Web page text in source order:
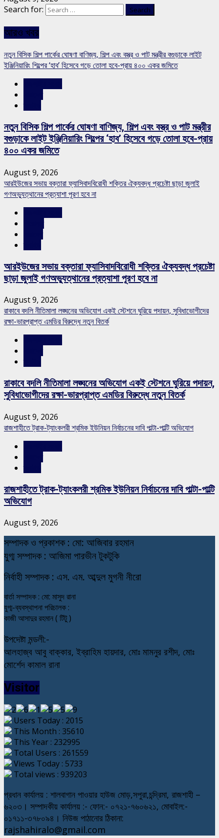
Search for:
আরও খবর
নতুন বিসিক শিল্প পার্কের ঘোষণা বাণিজ্য, শিল্প এবং বস্ত্র ও পাট মন্ত্রীর বগুড়াকে লাইট
ইঞ্জিনিয়ারিং শিল্পের ‘হাব’ হিসেবে গড়ে তোলা হবে-প্রায় ৪০০ একর জমিতে
নতুন বিসিক শিল্প পার্কের ঘোষণা বাণিজ্য, শিল্প এবং বস্ত্র ও পাট মন্ত্রীর
বগুড়াকে লাইট ইঞ্জিনিয়ারিং শিল্পের ‘হাব’ হিসেবে গড়ে তোলা হবে-প্রায়
৪০০ একর জমিতে
August 9, 2026
আরইউজের সভায় বক্তারা ফ্যাসিবাদবিরোধী শক্তির ঐক্যবদ্ধ প্রচেষ্টা ছাড়া জুলাই
গণঅভ্যুত্থানের প্রত্যাশা পূরণ হবে না
আরইউজের সভায় বক্তারা ফ্যাসিবাদবিরোধী শক্তির ঐক্যবদ্ধ প্রচেষ্টা
ছাড়া জুলাই গণঅভ্যুত্থানের প্রত্যাশা পূরণ হবে না
August 9, 2026
রাকাবে বদলি নীতিমালা লঙ্ঘনের অভিযোগ একই স্টেশনে ঘুরিয়ে পদায়ন, সুবিধাভোগীদের
রক্ষা-ভারপ্রাপ্ত এমডির বিরুদ্ধে নতুন বিতর্ক
রাকাবে বদলি নীতিমালা লঙ্ঘনের অভিযোগ একই স্টেশনে ঘুরিয়ে পদায়ন,
সুবিধাভোগীদের রক্ষা-ভারপ্রাপ্ত এমডির বিরুদ্ধে নতুন বিতর্ক
August 9, 2026
রাজশাহীতে ট্রাক-ট্যাংকলরী শ্রমিক ইউনিয়ন নির্বাচনের দাবি পাল্টা-পাল্টি অভিযোগ
রাজশাহীতে ট্রাক-ট্যাংকলরী শ্রমিক ইউনিয়ন নির্বাচনের দাবি পাল্টা-পাল্টি
অভিযোগ
August 9, 2026
সম্পাদক ও প্রকাশক : মো: আজিবার রহমান
যুগ্ম সম্পাদক : আজিমা পারভীন টুকটুকি
নির্বাহী সম্পাদক : এস. এম. আব্দুল মুগনী নীরো
বার্তা সম্পাদক : মো: মাসুদ রানা
যুগ্ম-ব্যবস্থাপনা পরিচালক :
কাজী আসাদুর রহমান ( টিটু )
উপদেষ্টা মন্ডলী:-
আলহাজ্ব আবু বাক্কার, ইব্রাহিম হায়দার, মোঃ মামনুর রশীদ, মোঃ
মোর্শেদ কামাল রানা
Visitor
Users Today : 2015
This Month : 35610
This Year : 232995
Total Users : 261559
Views Today : 5733
Total views : 939203
প্রধান কার্যালয় : শালবাগান পাওয়ার হাউজ মোড়,সপুরা,চন্দ্রিমা, রাজশাহী –
৬২০৩। সম্পাদকীয় কার্যালয় :- ফোন:- ০৭২১-৭৬০৬২১, মোবাইল:-
০১৭১১-৩৭৮০৯৪। নিউজ পাঠানোর ঠিকানা:
rajshahiralo@gmail.com